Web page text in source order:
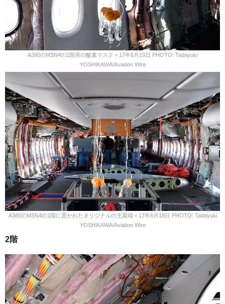
A380のMSN4の1階席の酸素マスク＝17年6月19日 PHOTO: Tadayuki
YOSHIKAWA/Aviation Wire
A380のMSN4の1階に置かれたオリジナルの主翼端＝17年6月19日 PHOTO: Tadayuki
YOSHIKAWA/Aviation Wire
2階